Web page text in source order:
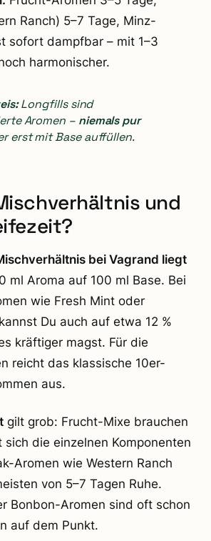
Ranch) 5–7 Tage, Minz-
sofort dampfbar – mit 1–3
harmonischer.
Longfills sind
Aromen – niemals pur
erst mit Base auffüllen.
und
bei Vagrand liegt
ml Aroma auf 100 ml Base. Bei
wie Fresh Mint oder
Du auch auf etwa 12 %
kräftiger magst. Für die
reicht das klassische 10er-
aus.
gilt grob: Frucht-Mixe brauchen
sich die einzelnen Komponenten
Aromen wie Western Ranch
von 5–7 Tagen Ruhe.
Bonbon-Aromen sind oft schon
auf dem Punkt.